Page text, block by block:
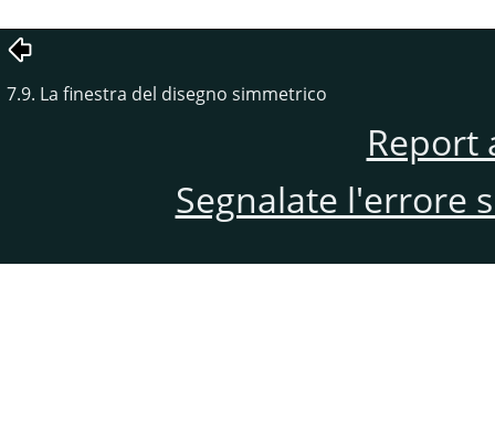
7.9. La finestra del disegno simmetrico
Report
Segnalate l'errore